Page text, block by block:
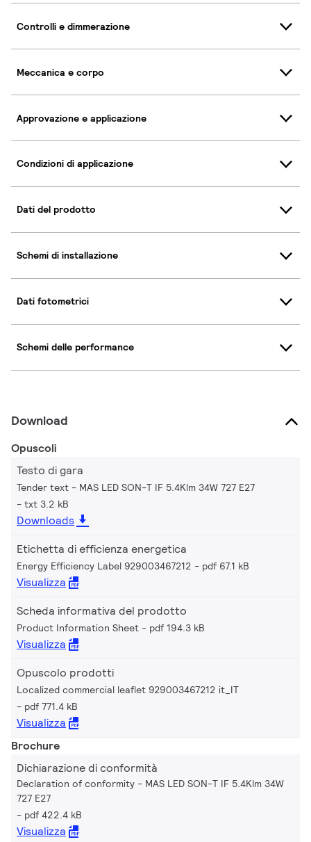
Controlli e dimmerazione
Meccanica e corpo
Approvazione e applicazione
Condizioni di applicazione
Dati del prodotto
Schemi di installazione
Dati fotometrici
Schemi delle performance
Download
Opuscoli
Testo di gara
Tender text - MAS LED SON-T IF 5.4Klm 34W 727 E27
txt 3.2 kB
Downloads
Etichetta di efficienza energetica
Energy Efficiency Label 929003467212 pdf 67.1 kB
Visualizza
Scheda informativa del prodotto
Product Information Sheet pdf 194.3 kB
Visualizza
Opuscolo prodotti
Localized commercial leaflet 929003467212 it_IT
pdf 771.4 kB
Visualizza
Brochure
Dichiarazione di conformità
Declaration of conformity - MAS LED SON-T IF 5.4Klm 34W
727 E27
pdf 422.4 kB
Visualizza